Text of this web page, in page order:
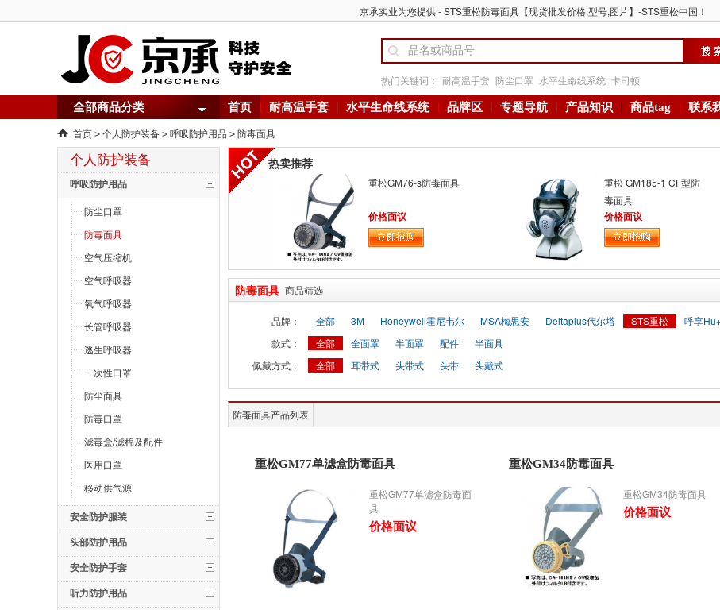
京承实业为您提供 - STS重松防毒面具【现货批发价格,型号,图片】-STS重松中国！
热门关键词： 耐高温手套 防尘口罩 水平生命线系统 卡司顿
全部商品分类 首页 耐高温手套 水平生命线系统 品牌区 专题导航 产品知识 商品tag 联系
首页 > 个人防护装备 > 呼吸防护用品 > 防毒面具
个人防护装备
呼吸防护用品
防尘口罩
防毒面具
空气压缩机
空气呼吸器
氧气呼吸器
长管呼吸器
逃生呼吸器
一次性口罩
防尘面具
防毒口罩
滤毒盒/滤棉及配件
医用口罩
移动供气源
安全防护服装
头部防护用品
安全防护手套
听力防护用品
热卖推荐
重松GM76-s防毒面具
价格面议
重松 GM185-1 CF型防
毒面具
价格面议
防毒面具- 商品筛选
品牌： 全部 3M Honeywell霍尼韦尔 MSA梅思安 Deltaplus代尔塔 STS重松
呼享
款式：
全部 全面罩 半面罩 配件
半面具
佩戴方式：
全部 耳带式 头带式 头带 头戴式
防毒面具产品列表
重松GM77单滤盒防毒面具
重松GM77单滤盒防毒面
具
价格面议
重松GM34防毒面具
重松GM34防毒面具
价格面议